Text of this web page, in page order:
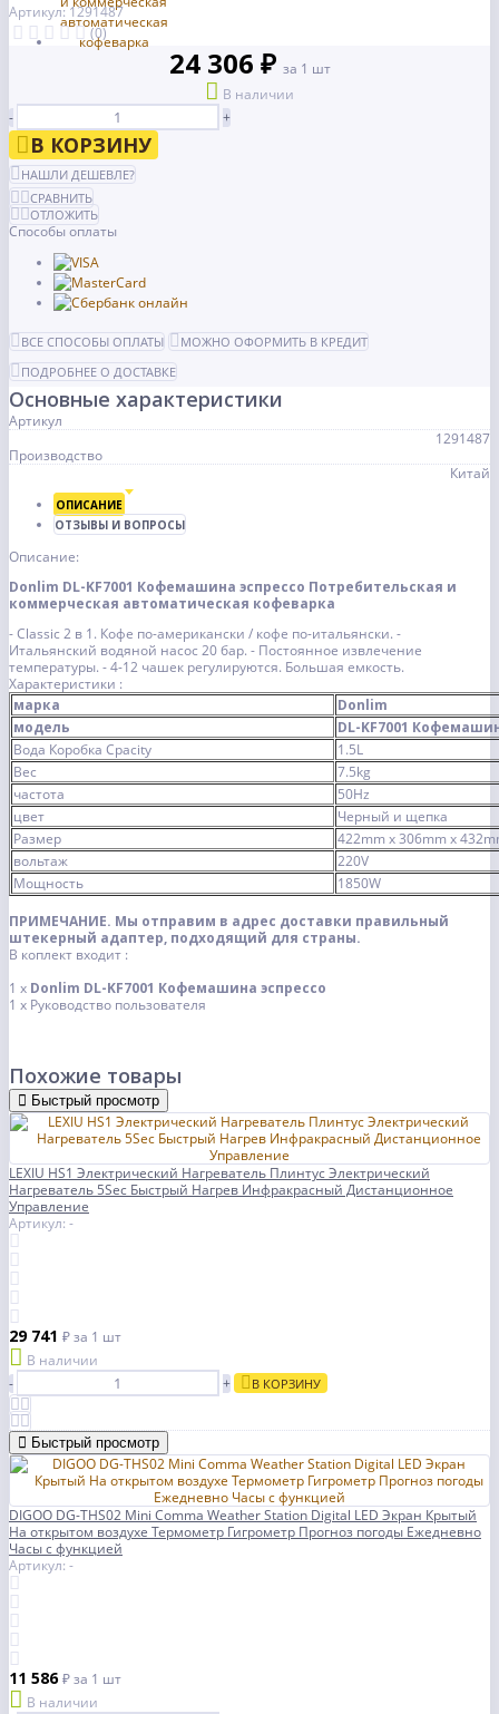
Артикул: 1291487
(0)
24 306 ₽ за 1 шт
В наличии
-
+
В КОРЗИНУ
НАШЛИ ДЕШЕВЛЕ?
СРАВНИТЬ
ОТЛОЖИТЬ
Способы оплаты
ВСЕ СПОСОБЫ ОПЛАТЫ
МОЖНО ОФОРМИТЬ В КРЕДИТ
ПОДРОБНЕЕ О ДОСТАВКЕ
Основные характеристики
Артикул
1291487
Производство
Китай
ОПИСАНИЕ
ОТЗЫВЫ И ВОПРОСЫ
Описание:
Donlim DL-KF7001 Кофемашина эспрессо Потребительская и
коммерческая автоматическая кофеварка
- Classic 2 в 1. Кофе по-американски / кофе по-итальянски. -
Итальянский водяной насос 20 бар. - Постоянное извлечение
температуры. - 4-12 чашек регулируются. Большая емкость.
Характеристики :
марка
Donlim
модель
DL-KF7001
Вода Коробка Cpacity
1.5L
Вес
7.5kg
частота
50Hz
цвет
Черный и щепка
Размер
422mm x 306mm x
вольтаж
220V
Мощность
1850W
ПРИМЕЧАНИЕ. Мы отправим в адрес доставки правильный
штекерный адаптер, подходящий для страны.
В коплект входит :
1 x Donlim DL-KF7001 Кофемашина эспрессо
1 х Руководство пользователя
Похожие товары
Быстрый просмотр
LEXIU HS1 Электрический Нагреватель Плинтус Электрический
Нагреватель 5Sec Быстрый Нагрев Инфракрасный Дистанционное
Управление
Артикул: -
29 741 ₽за 1 шт
В наличии
-
+ В КОРЗИНУ
Быстрый просмотр
DIGOO DG-THS02 Mini Comma Weather Station Digital LED Экран Крытый
На открытом воздухе Термометр Гигрометр Прогноз погоды Ежедневно
Часы с функцией
Артикул: -
11 586₽за 1 шт
В наличии